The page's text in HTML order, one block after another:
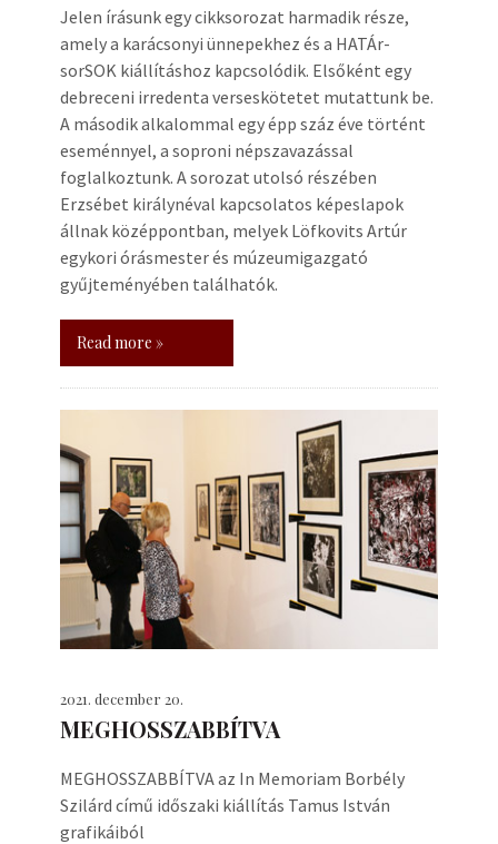
Jelen írásunk egy cikksorozat harmadik része,
amely a karácsonyi ünnepekhez és a HATÁr-
sorSOK kiállításhoz kapcsolódik. Elsőként egy
debreceni irredenta verseskötetet mutattunk be.
A második alkalommal egy épp száz éve történt
eseménnyel, a soproni népszavazással
foglalkoztunk. A sorozat utolsó részében
Erzsébet királynéval kapcsolatos képeslapok
állnak középpontban, melyek Löfkovits Artúr
egykori órásmester és múzeumigazgató
gyűjteményében találhatók.
Read more »
2021. december 20.
MEGHOSSZABBÍTVA
MEGHOSSZABBÍTVA az In Memoriam Borbély
Szilárd című időszaki kiállítás Tamus István
grafikáiból